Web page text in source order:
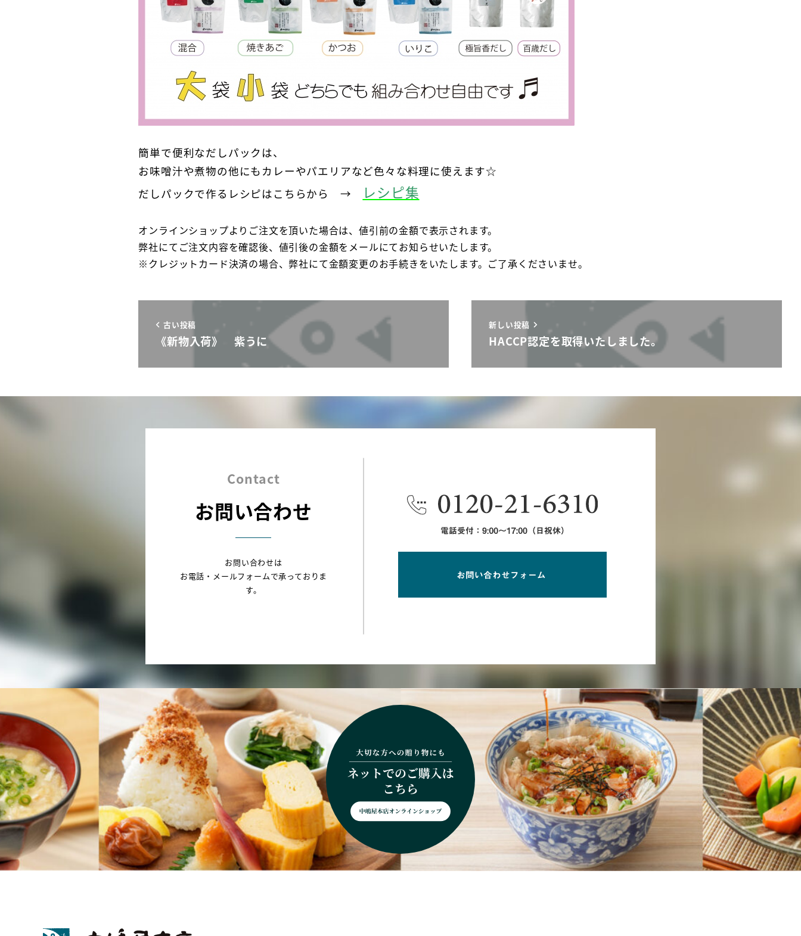
簡単で便利なだしパックは、
お味噌汁や煮物の他にもカレーやパエリアなど色々な料理に使えます☆
だしパックで作るレシピはこちらから →
レシピ集
オンラインショップよりご注文を頂いた場合は、値引前の金額で表示されます。
弊社にてご注文内容を確認後、値引後の金額をメールにてお知らせいたします。
※クレジットカード決済の場合、弊社にて金額変更のお手続きをいたします。ご了承くださいませ。
古い投稿
《新物入荷》 紫うに
新しい投稿
HACCP認定を取得いたしました。
Contact
お問い合わせ
お問い合わせは
お電話・メールフォームで承っておりま
す。